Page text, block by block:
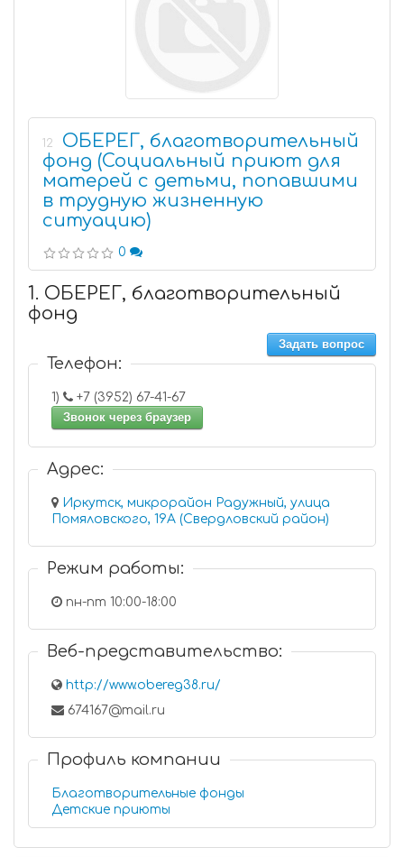
12
ОБЕРЕГ, благотворительный
фонд (Социальный приют для
матерей с детьми, попавшими
в трудную жизненную
ситуацию)
0
1. ОБЕРЕГ, благотворительный
фонд
Задать вопрос
Телефон:
1)
+7 (3952) 67-41-67
Звонок через браузер
Адрес:
Иркутск, микрорайон Радужный, улица
Помяловского, 19А (Свердловский район)
Режим работы:
пн-пт 10:00-18:00
Веб-представительство:
http://www.obereg38.ru/
674167@mail.ru
Профиль компании
Благотворительные фонды
Детские приюты